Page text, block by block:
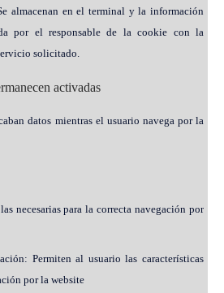
almacenan en el terminal y la información
por el responsable de la cookie con la
solicitado.
activadas
datos mientras el usuario navega por la
necesarias para la correcta navegación por
Permiten al usuario las características
por la website